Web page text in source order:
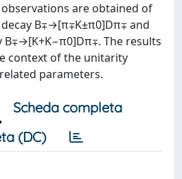
are obtained of
B∓→[π∓K±π0]Dπ∓ and
B∓→[K+K−π0]Dπ∓. The results
context of the unitarity
parameters.
Scheda completa
(DC)